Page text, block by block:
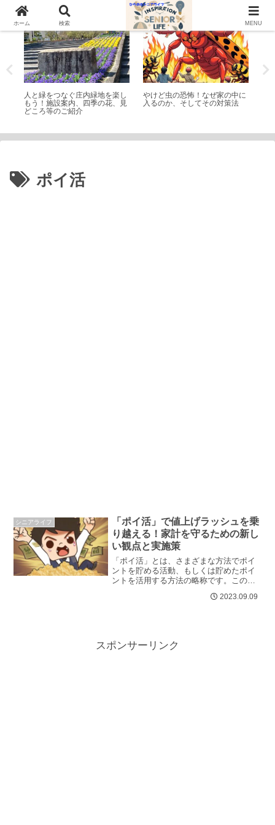
公園・遊園地
人と緑をつなぐ庄内緑地を楽し
もう！施設案内、四季の花、見
どころ等のご紹介
トピック
やけど虫の恐怖！なぜ家の中に
入るのか、そしてその対策法
ポイ活
シニアライフ
「ポイ活」で値上げラッシュを乗
り越える！家計を守るための新し
い観点と実施策
「ポイ活」とは、さまざまな方法でポイ
ントを貯める活動、もしくは貯めたポイ
ントを活用する方法の略称です。この記
し、値上げラッシュに備えるための新
2023.09.09
スポンサーリンク
ホーム 検索 MENU